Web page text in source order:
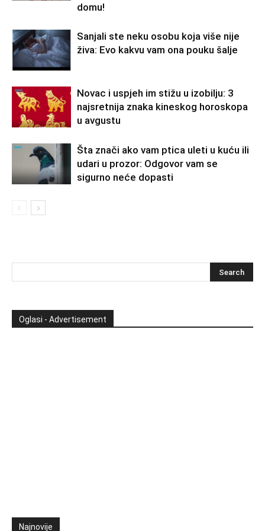
domu!
Sanjali ste neku osobu koja više nije
živa: Evo kakvu vam ona pouku šalje
Novac i uspjeh im stižu u izobilju: 3
najsretnija znaka kineskog horoskopa
u avgustu
Šta znači ako vam ptica uleti u kuću ili
udari u prozor: Odgovor vam se
sigurno neće dopasti
Oglasi - Advertisement
Najnovije